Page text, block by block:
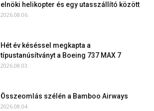
elnöki helikopter és egy utasszállító között
2026.08.06.
Hét év késéssel megkapta a
típustanúsítványt a Boeing 737 MAX 7
2026.08.03.
Összeomlás szélén a Bamboo Airways
2026.08.04.